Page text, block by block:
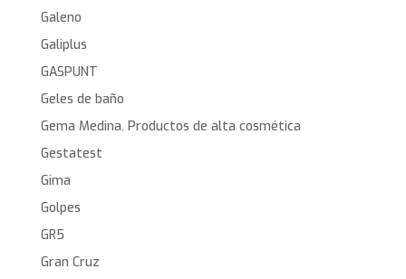
Galeno
Galiplus
GASPUNT
Geles de baño
Gema Medina. Productos de alta cosmética
Gestatest
Gima
Golpes
GR5
Gran Cruz